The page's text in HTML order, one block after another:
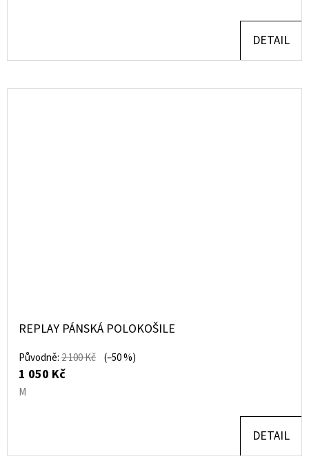
DETAIL
REPLAY PÁNSKÁ POLOKOŠILE
Původně:2 100 Kč (–50 %)
1 050 Kč
M
DETAIL